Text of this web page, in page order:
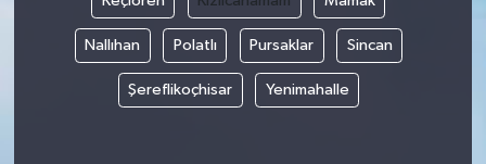
Nallıhan Polatlı Pursaklar Sincan
Şereflikoçhisar Yenimahalle